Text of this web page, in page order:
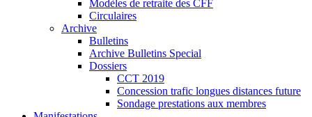
Modèles de retraite des CFF
Circulaires
Archive
Bulletins
Archive Bulletins Special
Dossiers
CCT 2019
Concession trafic longues distances future
Sondage prestations aux membres